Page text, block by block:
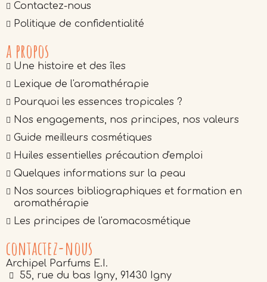
Contactez-nous
Politique de confidentialité
a propos
Une histoire et des îles
Lexique de l'aromathérapie
Pourquoi les essences tropicales ?
Nos engagements, nos principes, nos valeurs
Guide meilleurs cosmétiques
Huiles essentielles précaution d'emploi
Quelques informations sur la peau
Nos sources bibliographiques et formation en
aromathérapie
Les principes de l'aromacosmétique
contactez-nous
Archipel Parfums E.I.
55, rue du bas Igny, 91430 Igny